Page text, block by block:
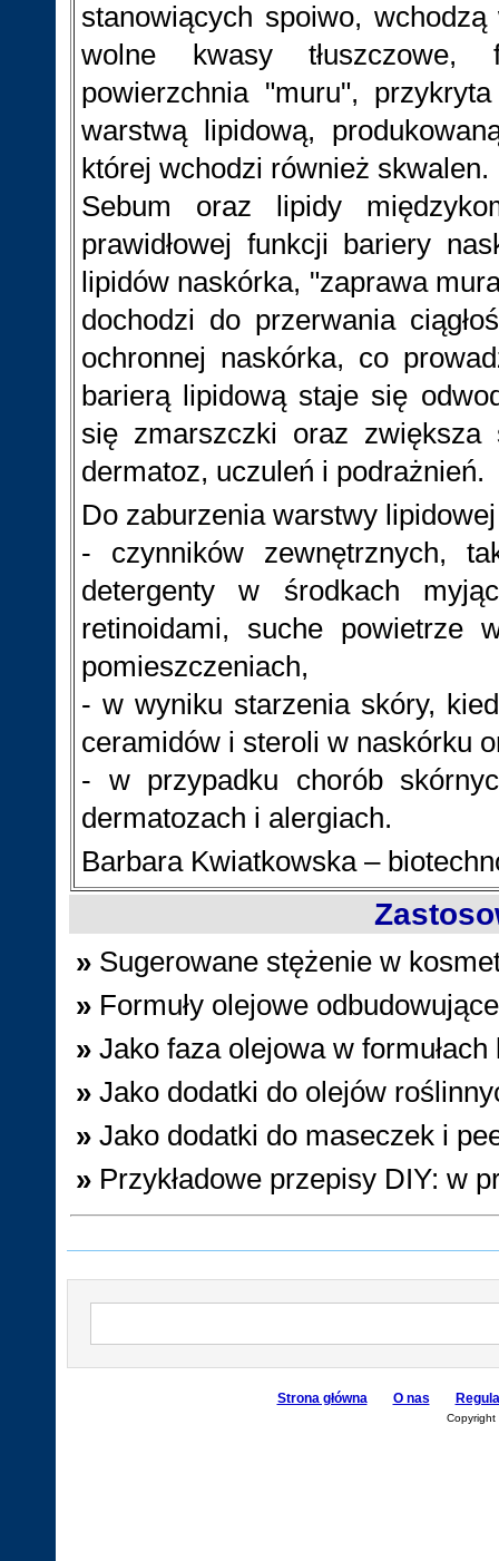
stanowiących spoiwo,
wolne kwasy tłuszczowe,
powierzchnia "muru",
warstwą lipidową,
której wchodzi również skwalen.
Sebum oraz lipidy
prawidłowej funkcji bariery
lipidów naskórka, "zaprawa
dochodzi do przerwania
ochronnej naskórka, co
barierą lipidową staje się
się zmarszczki oraz zwiększa
dermatoz, uczuleń i podrażnień.
Do zaburzenia warstwy
- czynników zewnętrznych,
detergenty w środkach
retinoidami, suche powietrze
pomieszczeniach,
- w wyniku starzenia skóry,
ceramidów i steroli w naskórku
- w przypadku chorób
dermatozach i alergiach.
Barbara Kwiatkowska –
» Sugerowane stężenie w
» Formuły olejowe
» Jako faza olejowa w
» Jako dodatki do olejów
» Jako dodatki do maseczek i
» Przykładowe przepisy DIY: w
Strona główna O nas
Copyright